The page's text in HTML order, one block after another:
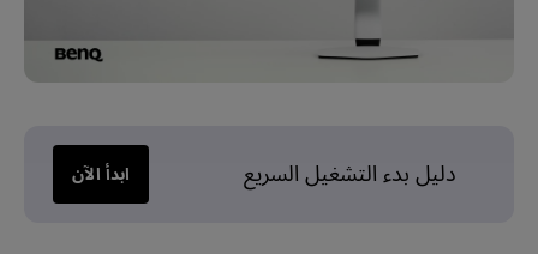
دليل بدء التشغيل السريع ابدأ الآن